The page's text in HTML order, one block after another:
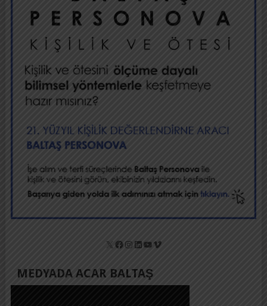
X Facebook
Instagram
LinkedIn
YouTube
Vimeo
MEDYADA ACAR BALTAŞ